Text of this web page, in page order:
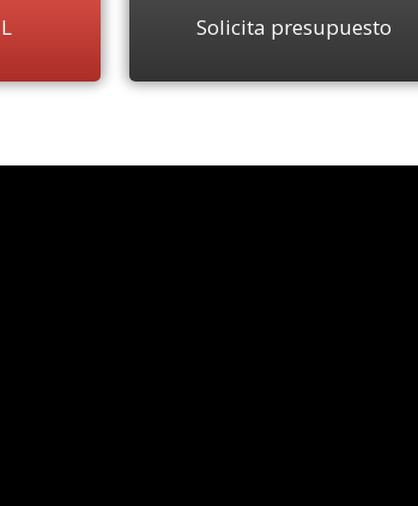
Solicita presupuesto